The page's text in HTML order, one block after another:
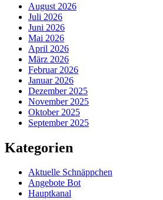
August 2026
Juli 2026
Juni 2026
Mai 2026
April 2026
März 2026
Februar 2026
Januar 2026
Dezember 2025
November 2025
Oktober 2025
September 2025
Kategorien
Aktuelle Schnäppchen
Angebote Bot
Hauptkanal